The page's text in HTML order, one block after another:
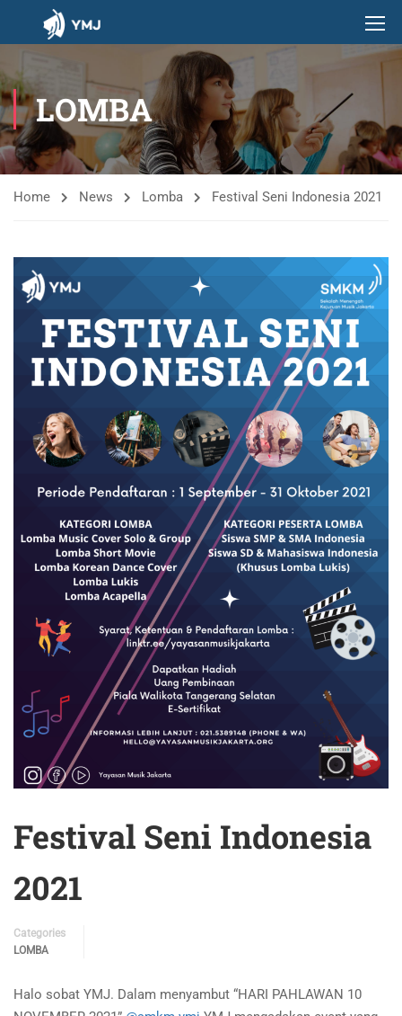
LOMBA
Home News Lomba Festival Seni Indonesia 2021
Festival Seni Indonesia
2021
Categories
LOMBA
Halo sobat YMJ. Dalam menyambut “HARI PAHLAWAN 10